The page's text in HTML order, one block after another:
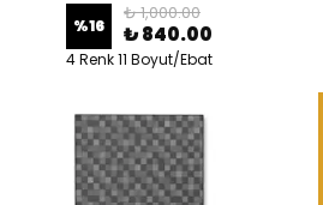
%16
₺ 1,000.00
₺ 840.00
4 Renk 11 Boyut/Ebat